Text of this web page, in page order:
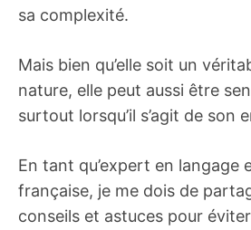
sa complexité.
Mais bien qu’elle soit un
nature, elle peut aussi être
surtout lorsqu’il s’agit de son
En tant qu’expert en langage
française, je me dois de
conseils et astuces pour